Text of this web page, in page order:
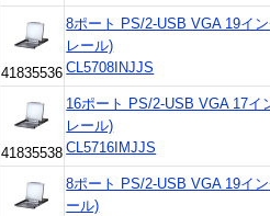
41835536
8ポート PS/2-USB VGA 19イ
レール)
CL5708INJJS
41835538
16ポート PS/2-USB VGA 17イ
レール)
CL5716IMJJS
8ポート PS/2-USB VGA 19イ
ール)